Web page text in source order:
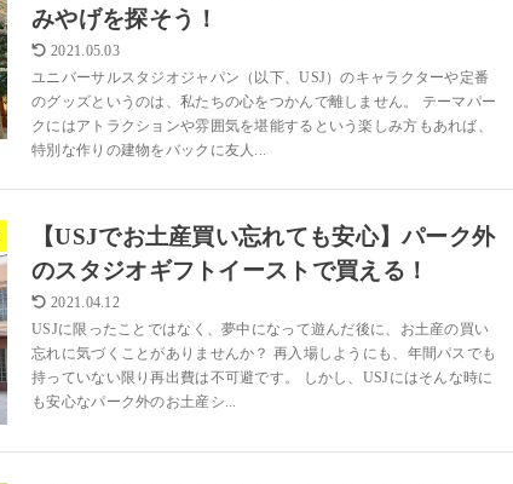
みやげを探そう！
2021.05.03
ユニバーサルスタジオジャパン（以下、USJ）のキャラクターや定番
のグッズというのは、私たちの心をつかんで離しません。 テーマパー
クにはアトラクションや雰囲気を堪能するという楽しみ方もあれば、
特別な作りの建物をバックに友人...
【USJでお土産買い忘れても安心】パーク外
のスタジオギフトイーストで買える！
2021.04.12
USJに限ったことではなく、夢中になって遊んだ後に、お土産の買い
忘れに気づくことがありませんか？ 再入場しようにも、年間パスでも
持っていない限り再出費は不可避です。 しかし、USJにはそんな時に
も安心なパーク外のお土産シ...